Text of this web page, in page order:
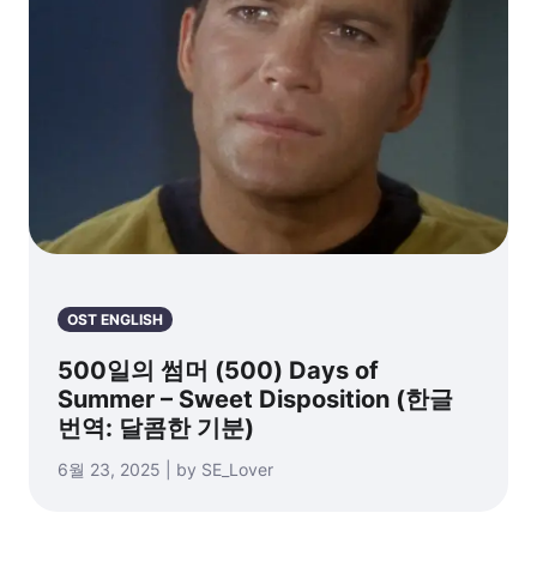
OST ENGLISH
500일의 썸머 (500) Days of
Summer – Sweet Disposition (한글
번역: 달콤한 기분)
6월 23, 2025 | by SE_Lover